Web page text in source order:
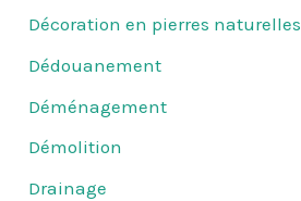
Décoration en pierres naturelles
Dédouanement
Déménagement
Démolition
Drainage